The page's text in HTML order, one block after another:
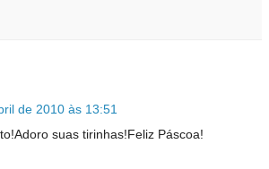
de 2010 às 13:51
suas tirinhas!Feliz Páscoa!